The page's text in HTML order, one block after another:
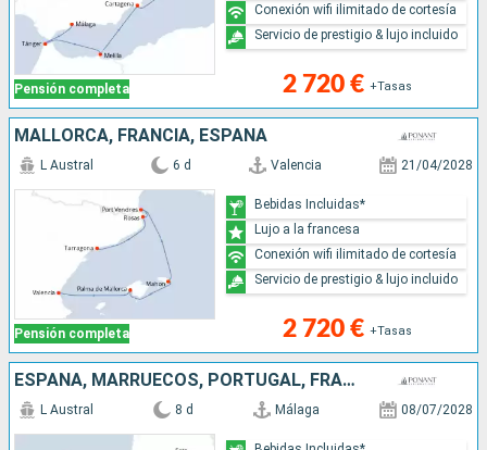
Pensión completa 2 720 € +Tasas
Conexión wifi ilimitado de cortesía
Servicio de prestigio & lujo incluido
MALLORCA, FRANCIA, ESPAÑA
Pensión completa
L Austral 6 d Valencia 21/04/2028
2 720 € +Tasas
Bebidas Incluidas*
Lujo a la francesa
Conexión wifi ilimitado de cortesía
Servicio de prestigio & lujo incluido
ESPAÑA, MARRUECOS, PORTUGAL, FRANCIA, SUDAFRICA
L Austral 8 d Málaga 08/07/2028